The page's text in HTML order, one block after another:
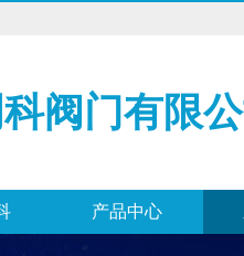
阀门有限
产品中心